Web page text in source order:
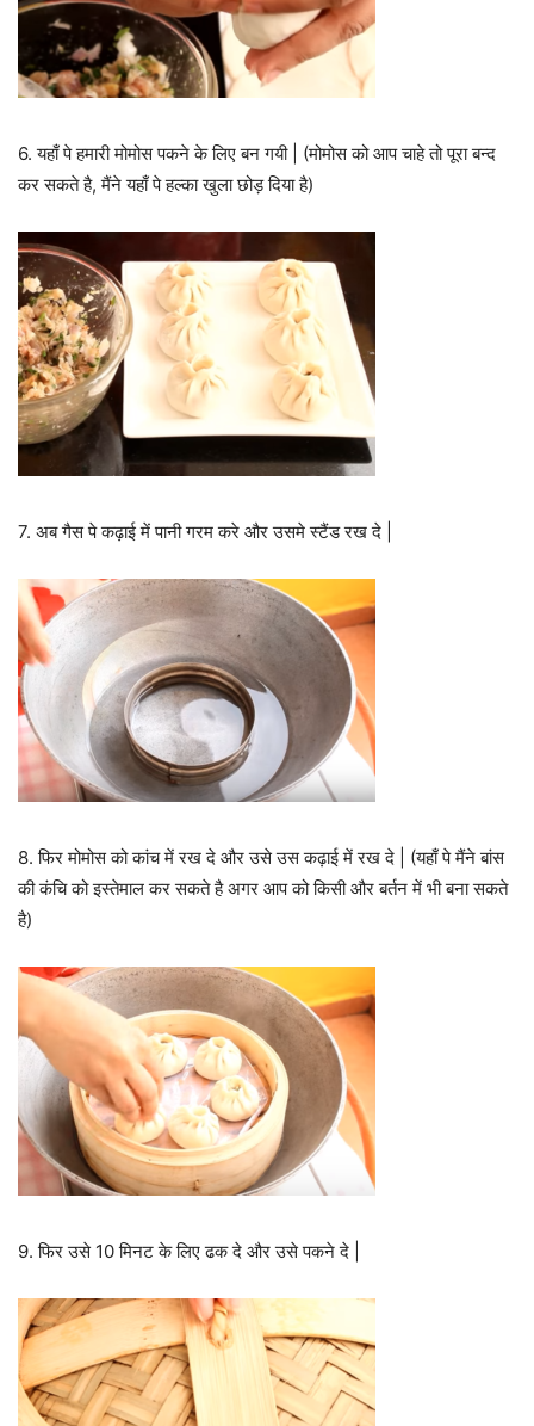
6. यहाँ पे हमारी मोमोस पकने के लिए बन गयी | (मोमोस को आप चाहे तो पूरा बन्द
कर सकते है, मैंने यहाँ पे हल्का खुला छोड़ दिया है)
7. अब गैस पे कढ़ाई में पानी गरम करे और उसमे स्टैंड रख दे |
8. फिर मोमोस को कांच में रख दे और उसे उस कढ़ाई में रख दे | (यहाँ पे मैंने बांस
की कंचि को इस्तेमाल कर सकते है अगर आप को किसी और बर्तन में भी बना सकते
है)
9. फिर उसे 10 मिनट के लिए ढक दे और उसे पकने दे |